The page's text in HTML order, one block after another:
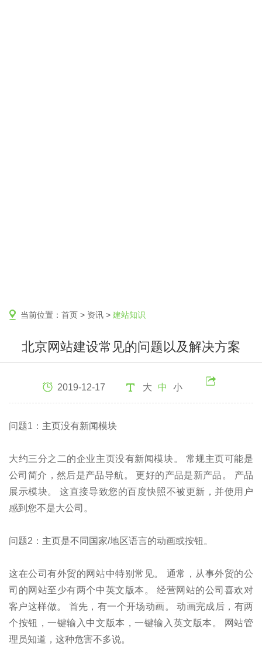
当前位置： 首页 > 资讯 > 建站知识
北京网站建设常见的问题以及解决方案
2019-12-17 大 中 小
问题1：主页没有新闻模块
大约三分之二的企业主页没有新闻模块。 常规主页可能是
公司简介，然后是产品导航。 更好的产品是新产品。 产品
展示模块。 这直接导致您的百度快照不被更新，并使用户
感到您不是大公司。
问题2：主页是不同国家/地区语言的动画或按钮。
这在公司有外贸的网站中特别常见。 通常，从事外贸的公
司的网站至少有两个中英文版本。 经营网站的公司喜欢对
客户这样做。 首先，有一个开场动画。 动画完成后，有两
个按钮，一键输入中文版本，一键输入英文版本。 网站管
理员知道，这种危害不多说。